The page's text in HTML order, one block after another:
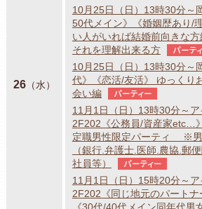
26（水）
10月25日（日）13時30分～
50代メイン》《婚姻歴あり/
い人がいれば結婚前向きな
それを理解出来る方
パーテ
10月25日（日）13時30分～
代》《恋活/友活》 ゆっくり
会い編
パーティー
11月1日（日）13時30分～
2F202《公務員/資産家etc…
定職男性限定パーティ ※男
（銀行.弁護士.医師.農協.郵
社員等）
パーティー
11月1日（日）15時20分～
2F202《同じ地元のパートナ
《30代/40代メイン同年代